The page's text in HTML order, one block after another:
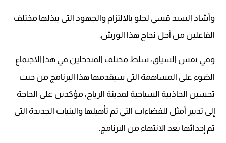
وأشاد السيد قسي لحلو بالالتزام والجهود التي يبذلها مختلف
الفاعلين من أجل نجاح هذا الورش.
وفي نفس السياق، سلط مختلف المتدخلين في هذا الاجتماع
الضوء على المساهمة التي سيقدمها هذا البرنامج من حيث
تحسين الجاذبية السياحية لمدينة الرياح، مؤكدين على الحاجة
إلى تدبير أمثل للفضاءات التي تم تأهيلها والبنيات الجديدة التي
تم إحداثها بعد الانتهاء من البرنامج.